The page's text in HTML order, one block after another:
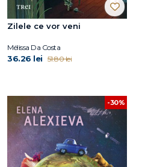
Zilele ce vor veni
Mélissa Da Costa
36.26 lei 51.80 lei
-30%